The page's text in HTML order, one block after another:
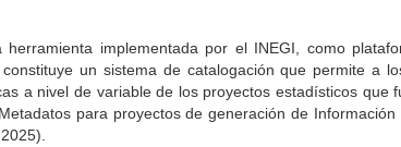
implementada por el INEGI, como
un sistema de catalogación que permite a
a nivel de variable de los proyectos estadísticos que
para proyectos de generación de